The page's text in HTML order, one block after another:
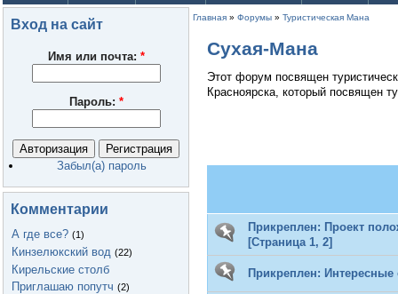
Вход на сайт
Имя или почта: *
Пароль: *
Забыл(а) пароль
Комментарии
А где все? (1)
Кинзелюкский вод (22)
Кирельские столб
Приглашаю попутч (2)
Главная » Форумы » Туристическая Мана
Сухая-Мана
Этот форум посвящен
Красноярска, который посвящен
Прикреплен: Проект
[Страница 1, 2]
Прикреплен: Интересные